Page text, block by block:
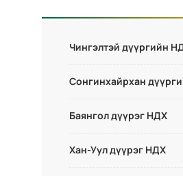
Чингэлтэй дүүргийн
Сонгинхайрхан
Баянгол дүүрэг НДХ
Хан-Уул дүүрэг НДХ